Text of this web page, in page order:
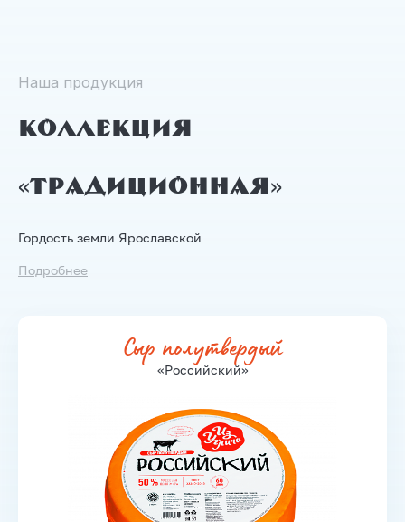
Наша продукция
Коллекция
«Традиционная»
Гордость земли Ярославской
Подробнее
Сыр полутвердый
«Российский»